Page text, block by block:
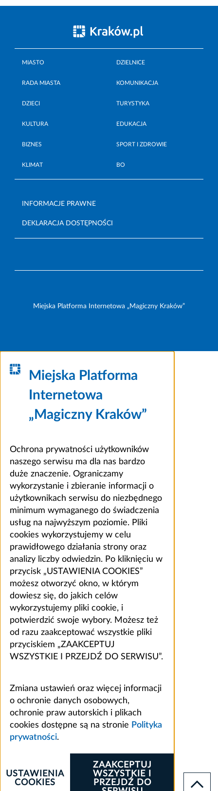
MIASTO DZIELNICE
RADA MIASTA KOMUNIKACJA
DZIECI TURYSTYKA
KULTURA EDUKACJA
BIZNES SPORT I ZDROWIE
KLIMAT BO
INFORMACJE PRAWNE
DEKLARACJA DOSTĘPNOŚCI
Miejska Platforma Internetowa „Magiczny Kraków”
Miejska Platforma
Internetowa
„Magiczny Kraków”
Ochrona prywatności użytkowników
naszego serwisu ma dla nas bardzo
duże znaczenie. Ograniczamy
wykorzystanie i zbieranie informacji o
użytkownikach serwisu do niezbędnego
minimum wymaganego do świadczenia
usług na najwyższym poziomie. Pliki
cookies wykorzystujemy w celu
prawidłowego działania strony oraz
analizy liczby odwiedzin. Po kliknięciu w
przycisk „USTAWIENIA COOKIES”
możesz otworzyć okno, w którym
dowiesz się, do jakich celów
wykorzystujemy pliki cookie, i
potwierdzić swoje wybory. Możesz też
od razu zaakceptować wszystkie pliki
przyciskiem „ZAAKCEPTUJ
WSZYSTKIE I PRZEJDŹ DO SERWISU”.
Zmiana ustawień oraz więcej informacji
o ochronie danych osobowych,
ochronie praw autorskich i plikach
cookies dostępne są na stronie Polityka
prywatności.
ZAAKCEPTUJ
WSZYSTKIE I
PRZEJDŹ DO
USTAWIENIA
COOKIES